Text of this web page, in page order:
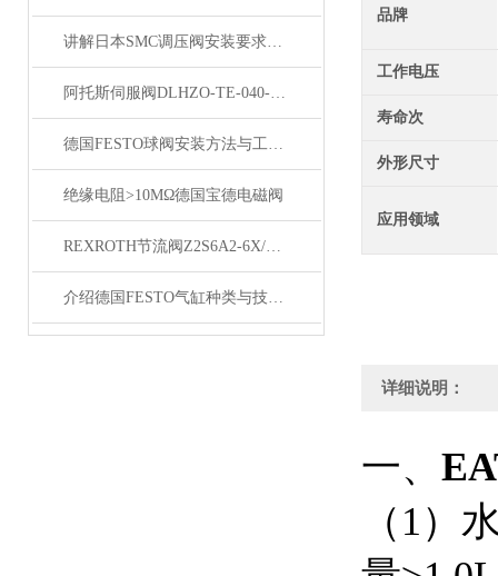
讲解日本SMC调压阀安装要求与维护技巧
阿托斯伺服阀DLHZO-TE-040-L71
德国FESTO球阀安装方法与工作原理
绝缘电阻>10MΩ德国宝德电磁阀
REXROTH节流阀Z2S6A2-6X/V技术说明
介绍德国FESTO气缸种类与技术性能
品牌
工作电压
寿命次
外形尺寸
应用领域
详细说明：
一、
（1）